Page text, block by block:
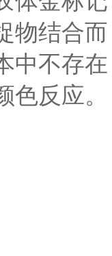
物结合而
中不存在
反应。